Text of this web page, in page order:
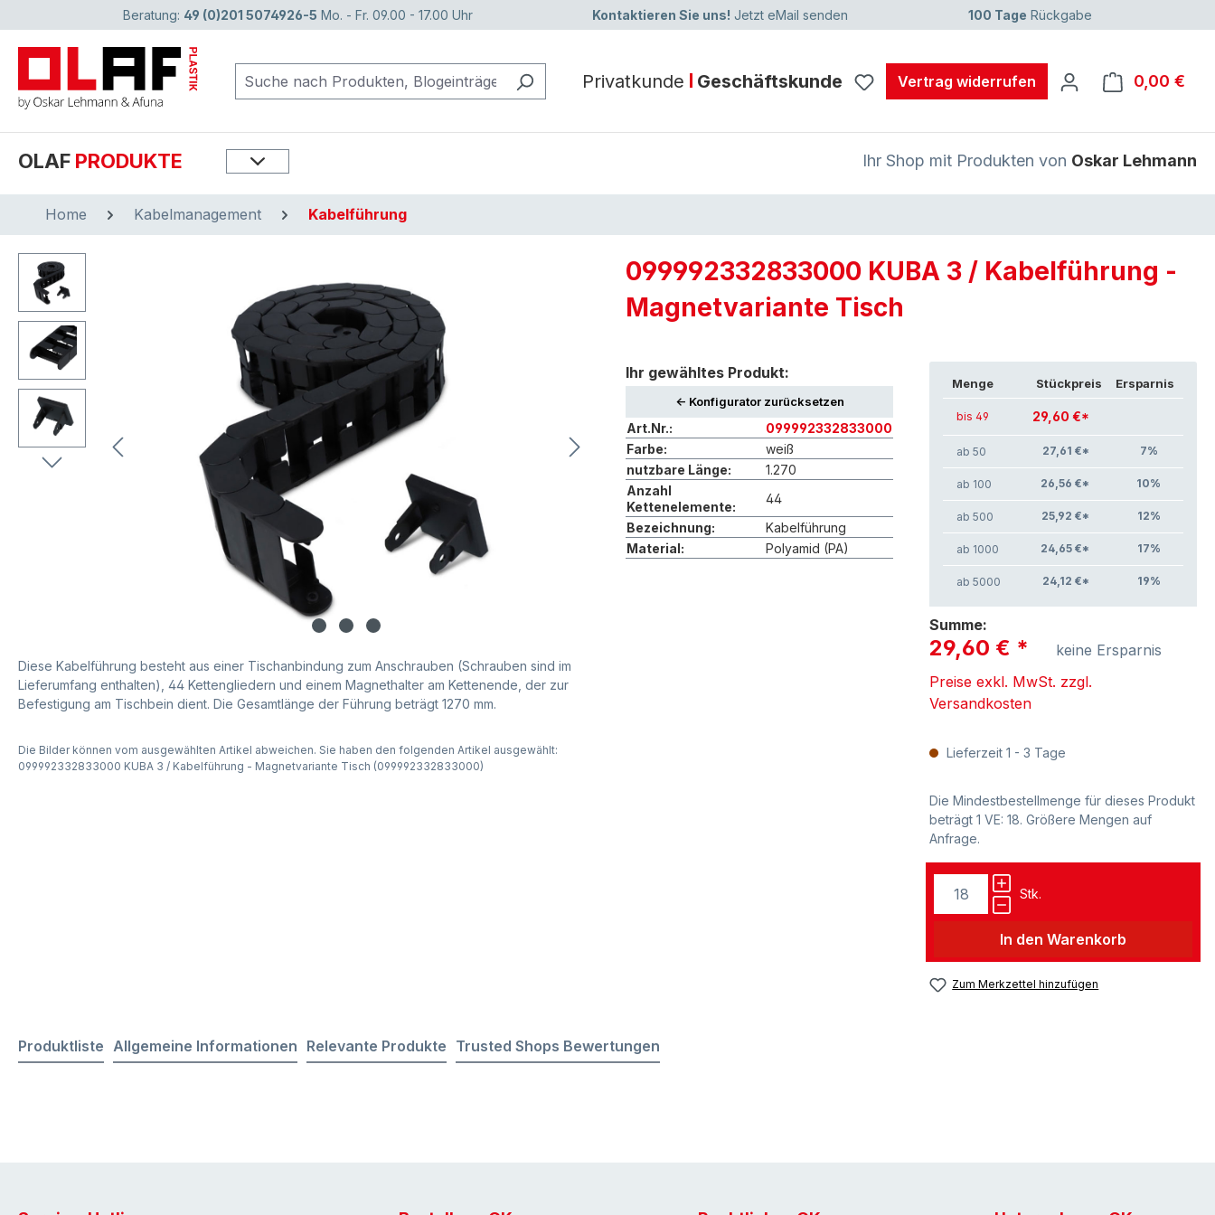
Zur Hauptnavigation springen
Beratung: 49 (0)201 5074926-5 Mo. - Fr. 09.00 - 17.00 Uhr Kontaktieren Sie uns! Jetzt eMail senden 100 Tage Rückgabe
Privatkunde Geschäftskunde Vertrag widerrufen 0,00 €
OLAF PRODUKTE Ihr Shop mit Produkten von Oskar Lehmann
Home Kabelmanagement Kabelführung
Bildergalerie überspringen
Diese Kabelführung besteht aus einer Tischanbindung zum Anschrauben (Schrauben sind im
Lieferumfang enthalten), 44 Kettengliedern und einem Magnethalter am Kettenende, der zur
Befestigung am Tischbein dient. Die Gesamtlänge der Führung beträgt 1270 mm.
Die Bilder können vom ausgewählten Artikel abweichen. Sie haben den folgenden Artikel ausgewählt:
099992332833000 KUBA 3 / Kabelführung - Magnetvariante Tisch (099992332833000)
099992332833000 KUBA 3 / Kabelführung -
Magnetvariante Tisch
Ihr gewähltes Produkt:
<- Konfigurator zurücksetzen
Art.Nr.:
099992332833000
Farbe:
weiß
nutzbare Länge:
1.270
Anzahl
Kettenelemente:
44
Bezeichnung:
Kabelführung
Material:
Polyamid (PA)
Menge Stückpreis Ersparnis
bis 49 29,60 €*
ab 50 27,61 €* 7%
ab 100 26,56 €* 10%
ab 500 25,92 €* 12%
ab 1000 24,65 €* 17%
ab 5000 24,12 €* 19%
Summe:
29,60 € *
keine Ersparnis
Preise exkl. MwSt. zzgl.
Versandkosten
Lieferzeit 1 - 3 Tage
Die Mindestbestellmenge für dieses Produkt
beträgt 1 VE: 18. Größere Mengen auf
Anfrage.
Stk.
In den Warenkorb
Zum Merkzettel hinzufügen
Produktliste Allgemeine Informationen Relevante Produkte Trusted Shops Bewertungen